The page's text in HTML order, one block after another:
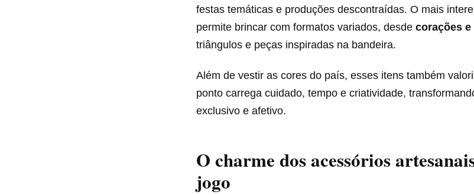
festas temáticas e produções descontraídas. O mais
permite brincar com formatos variados, desde corações
triângulos e peças inspiradas na bandeira.
Além de vestir as cores do país, esses itens também
ponto carrega cuidado, tempo e criatividade,
exclusivo e afetivo.
O charme dos acessórios
jogo